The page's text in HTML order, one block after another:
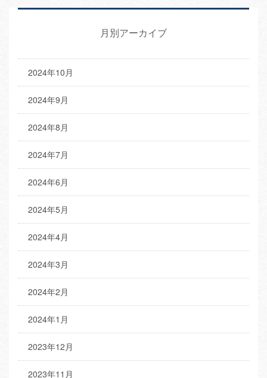
月別アーカイブ
2024年10月
2024年9月
2024年8月
2024年7月
2024年6月
2024年5月
2024年4月
2024年3月
2024年2月
2024年1月
2023年12月
2023年11月